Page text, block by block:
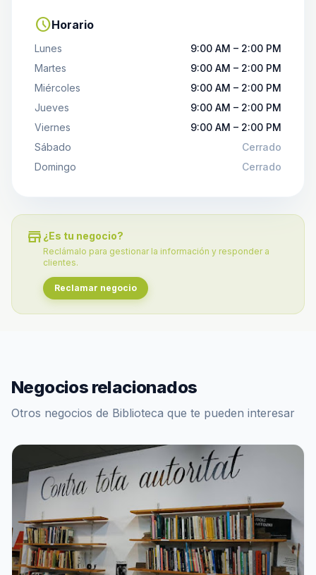
scheduleHorario
Lunes
9:00 AM – 2:00 PM
Martes
9:00 AM – 2:00 PM
Miércoles
9:00 AM – 2:00 PM
Jueves
9:00 AM – 2:00 PM
Viernes
9:00 AM – 2:00 PM
Sábado
Cerrado
Domingo
Cerrado
store ¿Es tu negocio?
Reclámalo para gestionar la información y responder a
clientes.
Reclamar negocio
Negocios relacionados
Otros negocios de Biblioteca que te pueden interesar